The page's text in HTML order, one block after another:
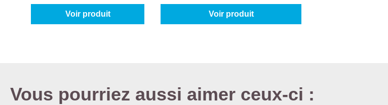
Voir produit Voir produit
Vous pourriez aussi aimer ceux-ci :